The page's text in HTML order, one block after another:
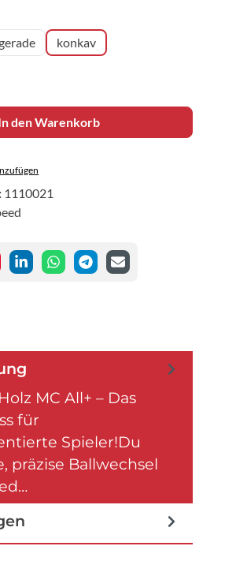
konkav
Gib den gewünschten
den Warenkorb
1110021
MC All+ – Das
für
Spieler!Du
präzise Ballwechsel